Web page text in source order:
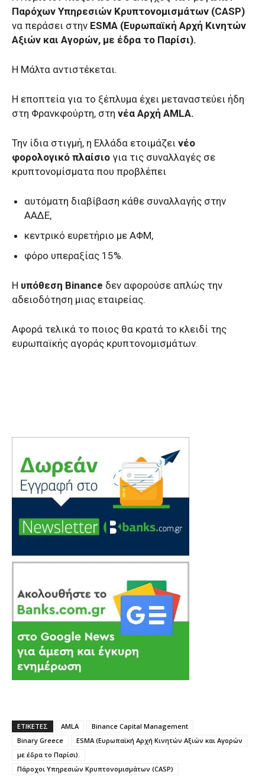
Παρόχων Υπηρεσιών Κρυπτονομισμάτων (CASP)
να περάσει στην ESMA (Ευρωπαϊκή Αρχή Κινητών
Αξιών και Αγορών, με έδρα το Παρίσι).
Η Μάλτα αντιστέκεται.
Η εποπτεία για το ξέπλυμα έχει μεταναστεύει ήδη
στη Φρανκφούρτη, στη νέα Αρχή AMLA.
Την ίδια στιγμή, η Ελλάδα ετοιμάζει νέο
φορολογικό πλαίσιο για τις συναλλαγές σε
κρυπτονομίσματα που προβλέπει
αυτόματη διαβίβαση κάθε συναλλαγής στην
ΑΑΔΕ,
κεντρικό ευρετήριο με ΑΦΜ,
φόρο υπεραξίας 15%.
Η υπόθεση Binance δεν αφορούσε απλώς την
αδειοδότηση μιας εταιρείας.
Αφορά τελικά το ποιος θα κρατά το κλειδί της
ευρωπαϊκής αγοράς κρυπτονομισμάτων.
ΕΤΙΚΕΤΕΣ AMLA
Binance Capital Management
Binary Greece
ESMA (Ευρωπαϊκή Αρχή Κινητών Αξιών και Αγορών
με έδρα το Παρίσι).
Πάροχοι Υπηρεσιών Κρυπτονομισμάτων (CASP)